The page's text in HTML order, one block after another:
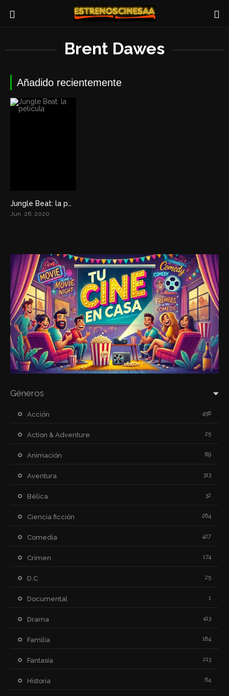
Brent Dawes
Añadido recientemente
5.7
Jungle Beat: la película
Jun. 26, 2020
Géneros
Acción 456
Action & Adventure 25
Animación 89
Aventura 313
Bélica 32
Ciencia ficción 264
Comedia 427
Crimen 174
D.C 25
Documental 1
Drama 413
Familia 184
Fantasía 213
Historia 64